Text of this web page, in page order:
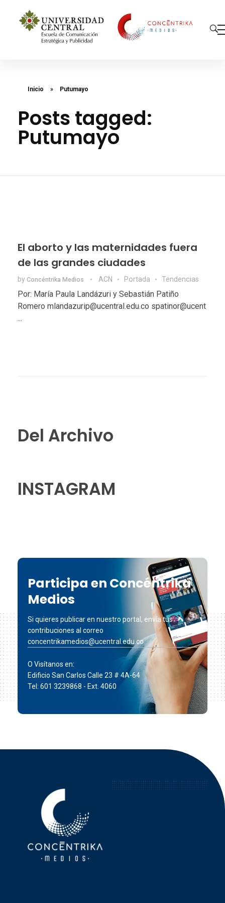
Inicio » Putumayo
Posts tagged:
Putumayo
El aborto y las maternidades fuera
de las grandes ciudades
by Concéntrika Medios ACN Portada Tendencias
Por: María Paula Landázuri y Sebastián Patiño
Romero mlandazurip@ucentral.edu.co spatinor@ucent
...
Del Archivo
INSTAGRAM
Participa en Concéntrika
Medios
Si quieres publicar en nuestro portal, envía tus
contribuciones al correo
concentrikamedios@ucentral.edu.co
O Visítanos en:
Edificio San Carlos Calle 23 # 4A-64
Tel: 601 3239868 - Ext. 4060